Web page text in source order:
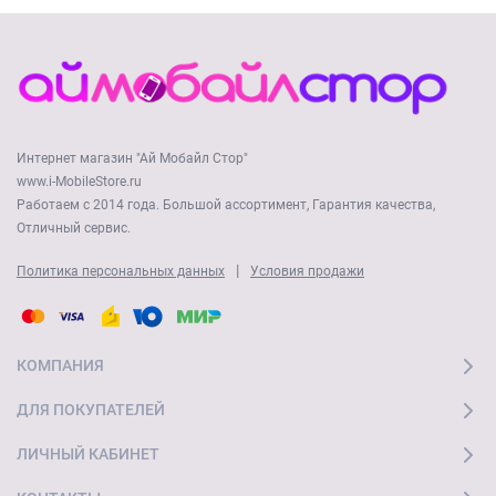
Интернет магазин "Ай Мобайл Стор"
www.i-MobileStore.ru
Работаем с 2014 года. Большой ассортимент, Гарантия качества,
Отличный сервис.
Политика персональных данных | Условия продажи
КОМПАНИЯ
ДЛЯ ПОКУПАТЕЛЕЙ
ЛИЧНЫЙ КАБИНЕТ